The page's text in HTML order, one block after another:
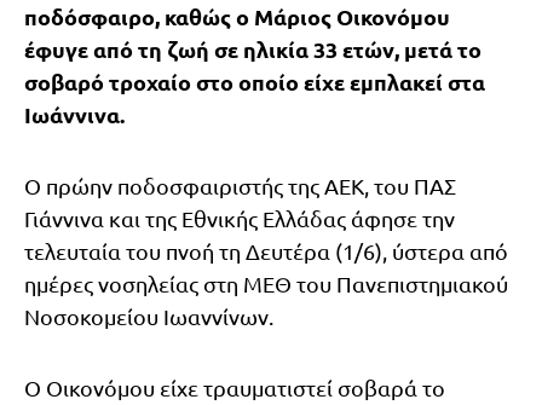
ποδόσφαιρο, καθώς ο Μάριος Οικονόμου
έφυγε από τη ζωή σε ηλικία 33 ετών, μετά το
σοβαρό τροχαίο στο οποίο είχε εμπλακεί στα
Ιωάννινα.
Ο πρώην ποδοσφαιριστής της ΑΕΚ, του ΠΑΣ
Γιάννινα και της Εθνικής Ελλάδας άφησε την
τελευταία του πνοή τη Δευτέρα (1/6), ύστερα από
ημέρες νοσηλείας στη ΜΕΘ του Πανεπιστημιακού
Νοσοκομείου Ιωαννίνων.
Ο Οικονόμου είχε τραυματιστεί σοβαρά το